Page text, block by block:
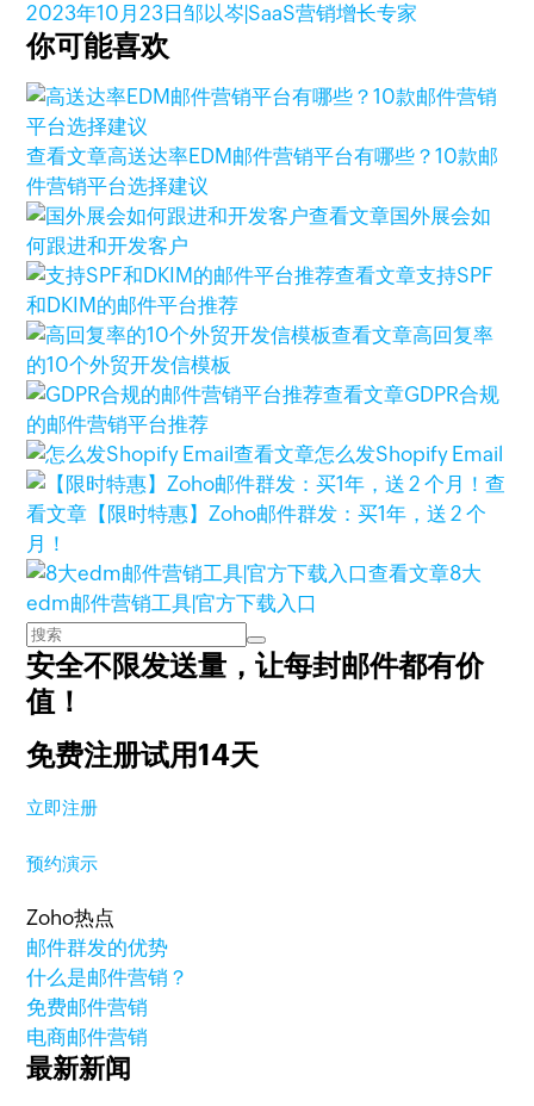
2023年10月23日邹以岑|SaaS营销增长专家
你可能喜欢
查看文章高送达率EDM邮件营销平台有哪些？10款邮
件营销平台选择建议
查看文章国外展会如
何跟进和开发客户
查看文章支持SPF
和DKIM的邮件平台推荐
查看文章高回复率
的10个外贸开发信模板
查看文章GDPR合规
的邮件营销平台推荐
查看文章怎么发Shopify Email
查
看文章 【限时特惠】Zoho邮件群发：买1年，送 2 个
月！
查看文章8大
edm邮件营销工具|官方下载入口
安全不限发送量，让每封邮件都有价
值！
免费注册试用14天
立即注册
预约演示
Zoho热点
邮件群发的优势
什么是邮件营销？
免费邮件营销
电商邮件营销
最新新闻